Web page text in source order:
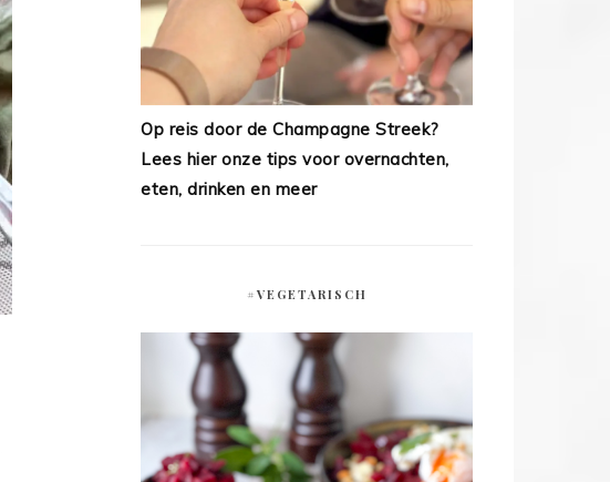
Op reis door de Champagne Streek?
Lees hier onze tips voor overnachten,
eten, drinken en meer
#VEGETARISCH